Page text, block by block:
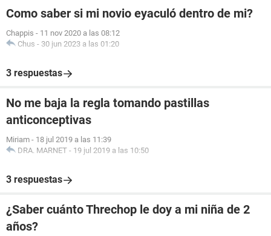
Como saber si mi novio eyaculó dentro de mi?
Chappis - 11 nov 2020 a las 08:12
Chus - 30 jun 2023 a las 01:20
3 respuestas
No me baja la regla tomando pastillas
anticonceptivas
Miriam - 18 jul 2019 a las 11:39
DRA. MARNET - 19 jul 2019 a las 10:50
3 respuestas
¿Saber cuánto Threchop le doy a mi niña de 2
años?